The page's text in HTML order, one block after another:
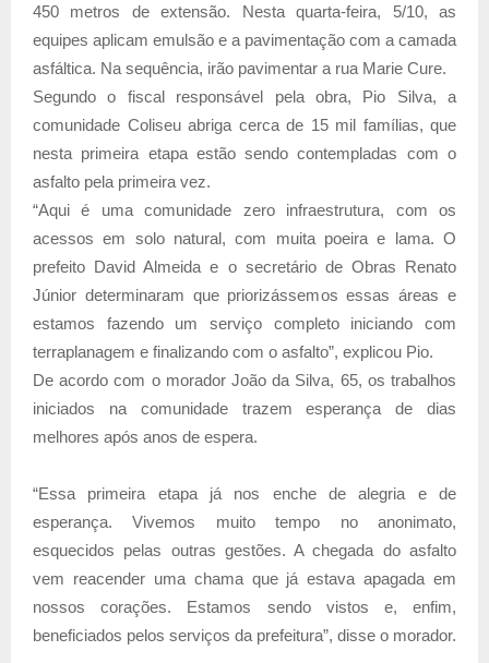
450 metros de extensão. Nesta quarta-feira, 5/10, as
equipes aplicam emulsão e a pavimentação com a camada
asfáltica. Na sequência, irão pavimentar a rua Marie Cure.
Segundo o fiscal responsável pela obra, Pio Silva, a
comunidade Coliseu abriga cerca de 15 mil famílias, que
nesta primeira etapa estão sendo contempladas com o
asfalto pela primeira vez.
“Aqui é uma comunidade zero infraestrutura, com os
acessos em solo natural, com muita poeira e lama. O
prefeito David Almeida e o secretário de Obras Renato
Júnior determinaram que priorizássemos essas áreas e
estamos fazendo um serviço completo iniciando com
terraplanagem e finalizando com o asfalto”, explicou Pio.
De acordo com o morador João da Silva, 65, os trabalhos
iniciados na comunidade trazem esperança de dias
melhores após anos de espera.
“Essa primeira etapa já nos enche de alegria e de
esperança. Vivemos muito tempo no anonimato,
esquecidos pelas outras gestões. A chegada do asfalto
vem reacender uma chama que já estava apagada em
nossos corações. Estamos sendo vistos e, enfim,
beneficiados pelos serviços da prefeitura”, disse o morador.